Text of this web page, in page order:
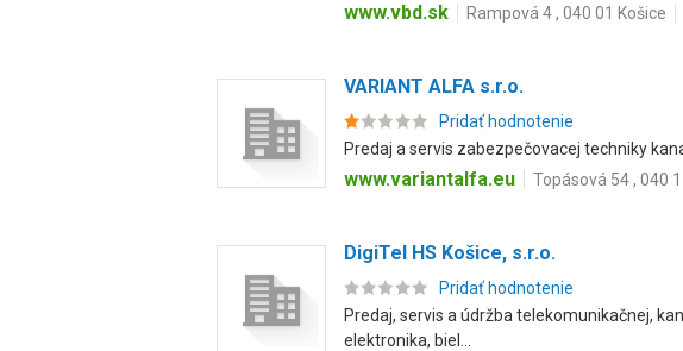
www.vbd.sk Rampová 4 , 040 01 Košice
VARIANT ALFA s.r.o.
Pridať hodnotenie
Predaj a servis zabezpečovacej techniky
www.variantalfa.eu Topásová 54 , 040
DigiTel HS Košice, s.r.o.
Pridať hodnotenie
Predaj, servis a údržba telekomunikačnej,
elektronika, biel...